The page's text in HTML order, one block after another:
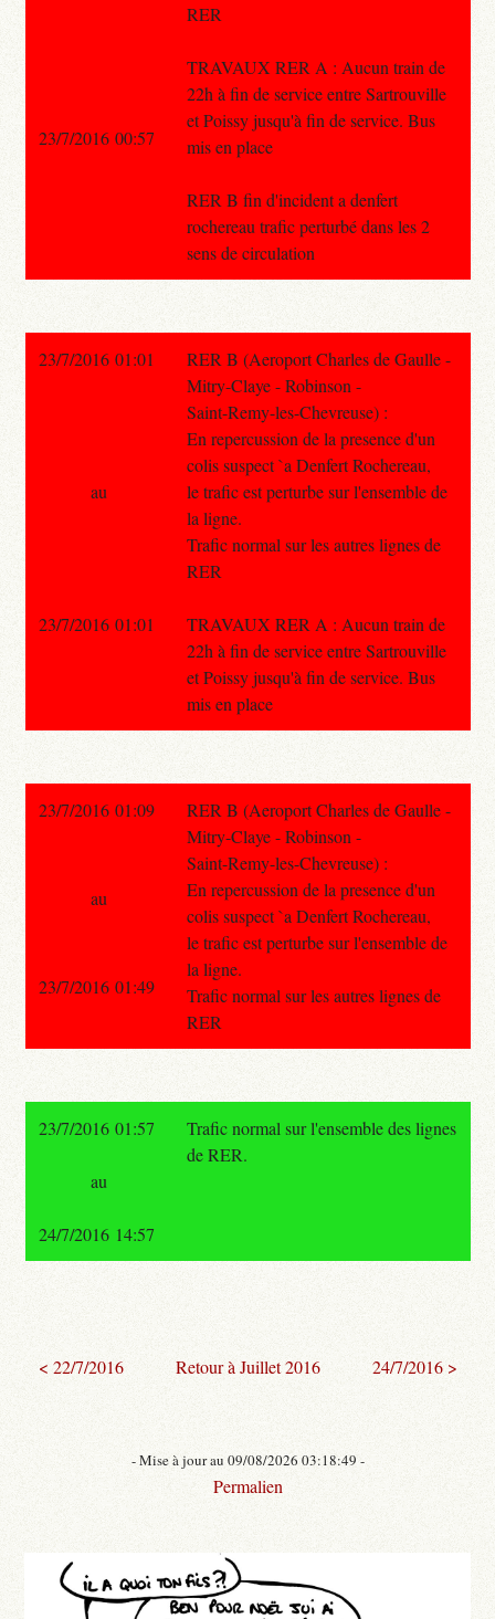
RER
TRAVAUX RER A : Aucun train de
22h à fin de service entre Sartrouville
et Poissy jusqu'à fin de service. Bus
mis en place
RER B fin d'incident a denfert
rochereau trafic perturbé dans les 2
sens de circulation
23/7/2016 00:57
23/7/2016 01:01
RER B (Aeroport Charles de Gaulle -
Mitry-Claye - Robinson -
Saint-Remy-les-Chevreuse) :
En repercussion de la presence d'un
colis suspect `a Denfert Rochereau,
le trafic est perturbe sur l'ensemble de
la ligne.
Trafic normal sur les autres lignes de
RER
TRAVAUX RER A : Aucun train de
22h à fin de service entre Sartrouville
et Poissy jusqu'à fin de service. Bus
mis en place
au
23/7/2016 01:01
23/7/2016 01:09
RER B (Aeroport Charles de Gaulle -
Mitry-Claye - Robinson -
Saint-Remy-les-Chevreuse) :
En repercussion de la presence d'un
colis suspect `a Denfert Rochereau,
le trafic est perturbe sur l'ensemble de
la ligne.
Trafic normal sur les autres lignes de
RER
au
23/7/2016 01:49
23/7/2016 01:57
Trafic normal sur l'ensemble des lignes
de RER.
au
24/7/2016 14:57
< 22/7/2016 Retour à Juillet 2016 24/7/2016 >
- Mise à jour au 09/08/2026 03:18:49 -
Permalien